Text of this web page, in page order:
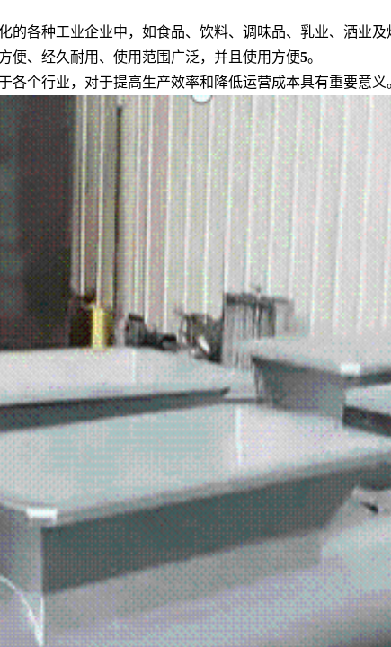
的各种工业企业中，如食品、饮料、调味品、乳业、洒业
便、经久耐用、使用范围广泛，并且使用方便5。
个行业，对于提高生产效率和降低运营成本具有重要意义